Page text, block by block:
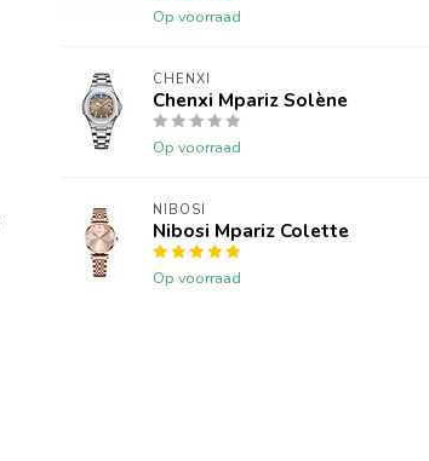
Op voorraad
CHENXI
Chenxi Mpariz Solène
Op voorraad
NIBOSI
Nibosi Mpariz Colette
Op voorraad